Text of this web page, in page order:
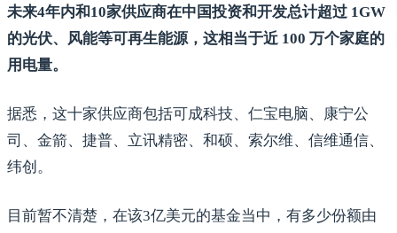
未来4年内和10家供应商在中国投资和开发总计超过 1GW
的光伏、风能等可再生能源，这相当于近 100 万个家庭的
用电量。
据悉，这十家供应商包括可成科技、仁宝电脑、康宁公
司、金箭、捷普、立讯精密、和硕、索尔维、信维通信、
纬创。
目前暂不清楚，在该3亿美元的基金当中，有多少份额由